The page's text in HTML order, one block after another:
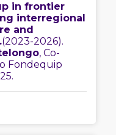
in frontier
interregional
and
(2023-2026).
, Co-
Fondequip